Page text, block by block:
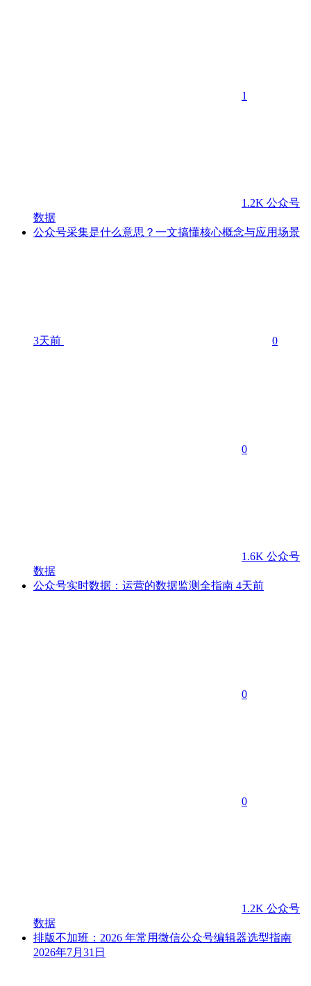
1
1.2K 公众号
数据
公众号采集是什么意思？一文搞懂核心概念与应用场景
3天前 0
0
1.6K 公众号
数据
公众号实时数据：运营的数据监测全指南 4天前
0
0
1.2K 公众号
数据
排版不加班：2026 年常用微信公众号编辑器选型指南
2026年7月31日